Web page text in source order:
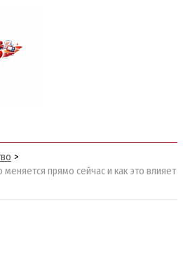
меняется прямо сейчас и как это влияет